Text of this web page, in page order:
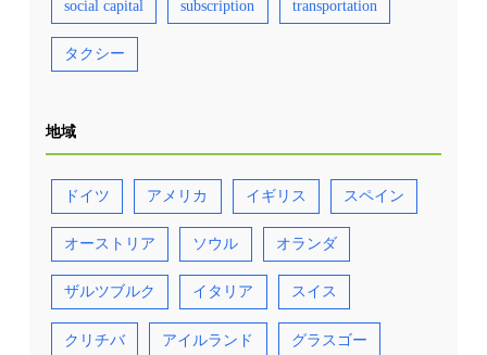
social capital subscription transportation
タクシー
地域
ドイツ アメリカ イギリス スペイン
オーストリア ソウル オランダ
ザルツブルク イタリア スイス
クリチバ アイルランド グラスゴー